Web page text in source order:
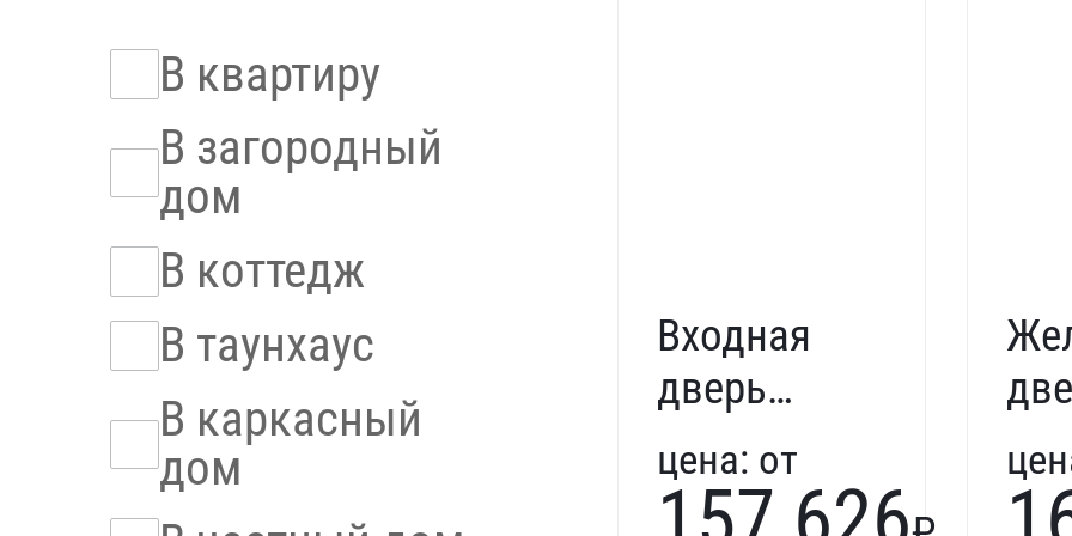
В квартиру
В загородный
дом
В коттедж
В таунхаус
В каркасный
дом
Входная
дверь
Next
331954
цена: от